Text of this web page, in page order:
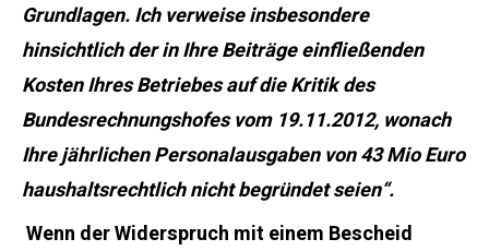
Grundlagen. Ich verweise insbesondere
hinsichtlich der in Ihre Beiträge einfließenden
Kosten Ihres Betriebes auf die Kritik des
Bundesrechnungshofes vom 19.11.2012, wonach
Ihre jährlichen Personalausgaben von 43 Mio Euro
haushaltsrechtlich nicht begründet seien“.
Wenn der Widerspruch mit einem Bescheid